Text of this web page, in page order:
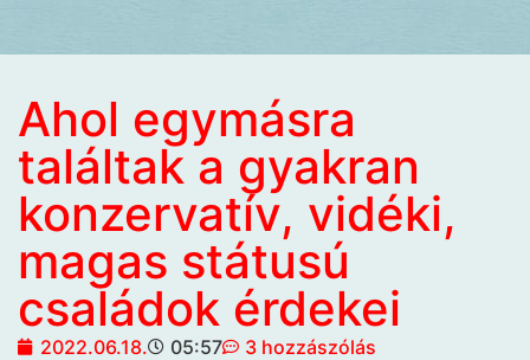
Ahol egymásra
találtak a gyakran
konzervatív, vidéki,
magas státusú
családok érdekei
2022.06.18. 05:57 3 hozzászólás